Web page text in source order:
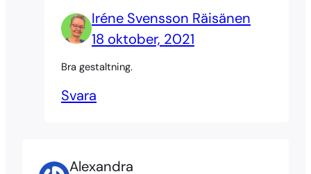
Iréne Svensson Räisänen
18 oktober, 2021
Bra gestaltning.
Svara
Alexandra